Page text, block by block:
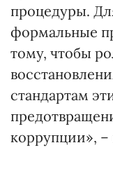
процедуры.
формальные
тому, чтобы
стандартам
коррупции»,